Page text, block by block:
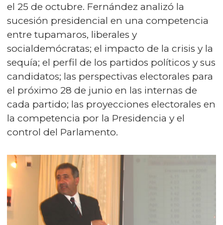
el 25 de octubre. Fernández analizó la
sucesión presidencial en una competencia
entre tupamaros, liberales y
socialdemócratas; el impacto de la crisis y la
sequía; el perfil de los partidos políticos y sus
candidatos; las perspectivas electorales para
el próximo 28 de junio en las internas de
cada partido; las proyecciones electorales en
la competencia por la Presidencia y el
control del Parlamento.